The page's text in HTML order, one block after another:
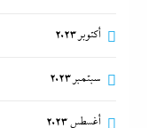
أكتوبر 2023
سبتمبر 2023
أغسطس 2023